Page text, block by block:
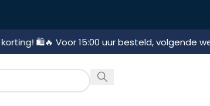
Voor 15:00 uur besteld, volgende werkdag in